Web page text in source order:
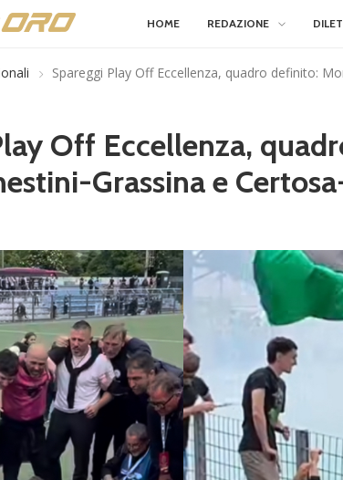
HOME REDAZIONE
Spareggi Play Off Eccellenza, quadro definito:
Off Eccellenza,
Grassina e